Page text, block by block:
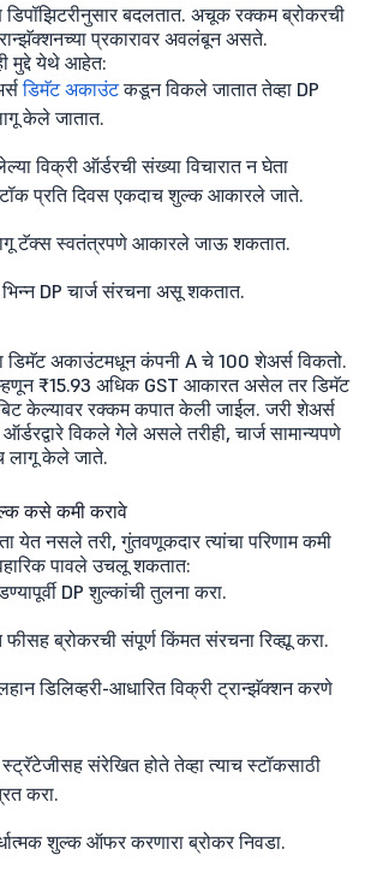
बदलतात. अचूक रक्कम ब्रोकरची
प्रकारावर अवलंबून असते.
मुद्दे येथे आहेत:
डिमॅट अकाउंटकडून विकले जातात तेव्हा DP
केले जातात.
विक्री ऑर्डरची संख्या विचारात न घेता
प्रति दिवस एकदाच शुल्क आकारले जाते.
टॅक्स स्वतंत्रपणे आकारले जाऊ शकतात.
भिन्न DP चार्ज संरचना असू शकतात.
डिमॅट अकाउंटमधून कंपनी A चे 100 शेअर्स विकतो.
₹15.93 अधिक GST आकारत असेल तर डिमॅट
केल्यावर रक्कम कपात केली जाईल. जरी शेअर्स
विकले गेले असले तरीही, चार्ज सामान्यपणे
लागू केले जाते.
कसे कमी करावे
येत नसले तरी, गुंतवणूकदार त्यांचा परिणाम कमी
पावले उचलू शकतात:
DP शुल्कांची तुलना करा.
फीसह ब्रोकरची संपूर्ण किंमत संरचना रिव्ह्यू करा.
डिलिव्हरी-आधारित विक्री ट्रान्झॅक्शन करणे
स्ट्रॅटेजीसह संरेखित होते तेव्हा त्याच स्टॉकसाठी
करा.
शुल्क ऑफर करणारा ब्रोकर निवडा.